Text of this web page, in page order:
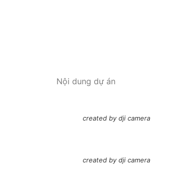
Nội dung dự án
created by dji camera
created by dji camera